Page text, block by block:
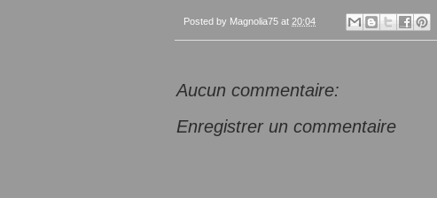
Posted by Magnolia75 at 20:04
Aucun commentaire:
Enregistrer un commentaire